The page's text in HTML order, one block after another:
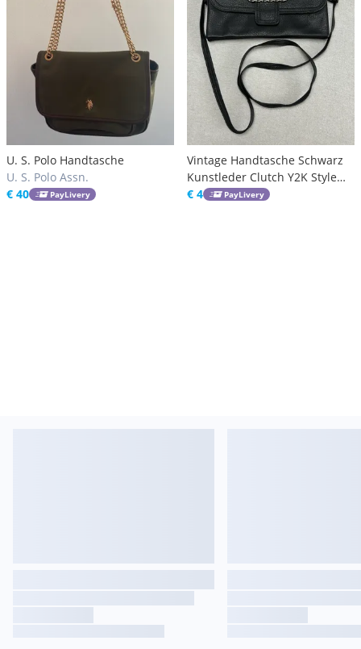
U. S. Polo Handtasche
U. S. Polo Assn.
€ 40
PayLivery
Vintage Handtasche Schwarz
Kunstleder Clutch Y2K Style
25x15cm
€ 4 PayLivery